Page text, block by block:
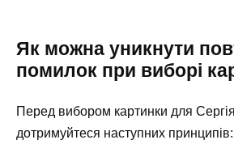
Як можна уникнути
помилок при виборі
Перед вибором картинки для
дотримуйтеся наступних принципів: